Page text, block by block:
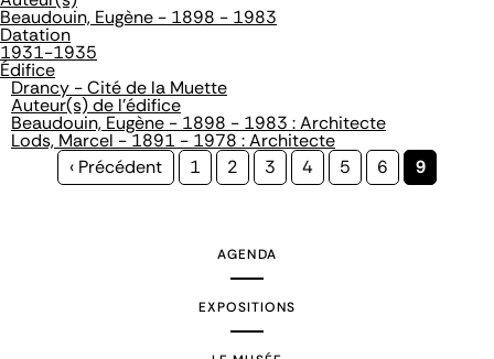
Beaudouin, Eugène - 1898 - 1983
Datation
1931-1935
Édifice
Drancy - Cité de la Muette
Auteur(s) de l'édifice
Beaudouin, Eugène - 1898 - 1983 : Architecte
Lods, Marcel - 1891 - 1978 : Architecte
Page
‹ Précédent Page
1 Page
2 Page
3 Page
4 Page
5 Page
6
Page
9
AGENDA
EXPOSITIONS